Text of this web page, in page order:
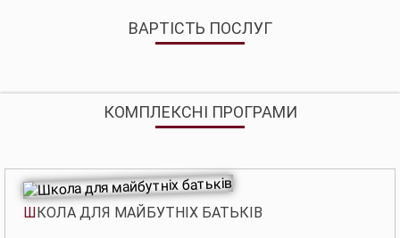
ВАРТІСТЬ ПОСЛУГ
КОМПЛЕКСНІ ПРОГРАМИ
ШКОЛА ДЛЯ МАЙБУТНІХ БАТЬКІВ